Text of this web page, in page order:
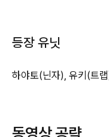
등장 유닛
하야토(닌자), 유키(트
동영상 공략